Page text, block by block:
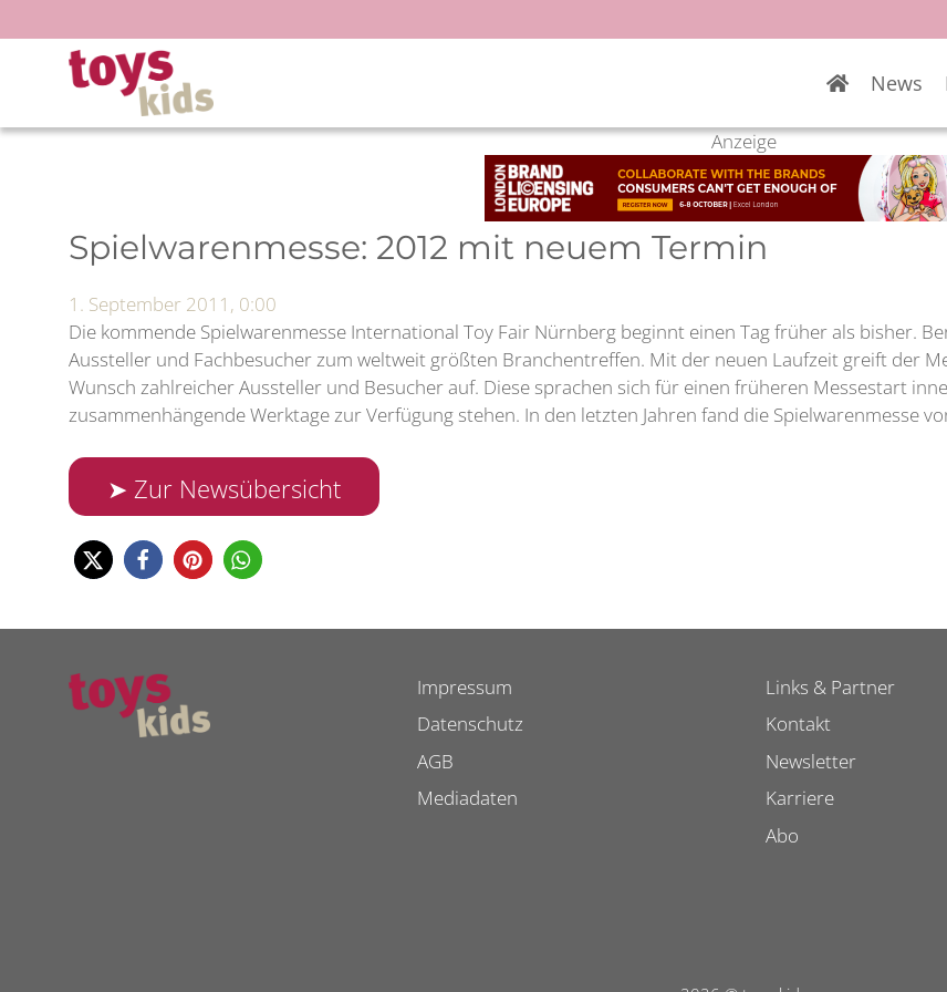
Inhalt
springen
News
Anzeige
Spielwarenmesse: 2012 mit neuem Termin
1. September 2011, 0:00
Die kommende Spielwarenmesse International Toy Fair Nürnberg beginnt einen Tag früher als bisher.
Aussteller und Fachbesucher zum weltweit größten Branchentreffen. Mit der neuen Laufzeit greift der
Wunsch zahlreicher Aussteller und Besucher auf. Diese sprachen sich für einen früheren Messestart
zusammenhängende Werktage zur Verfügung stehen. In den letzten Jahren fand die Spielwarenmesse
➤ Zur Newsübersicht
Impressum
Datenschutz
AGB
Mediadaten
Links & Partner
Kontakt
Newsletter
Karriere
Abo